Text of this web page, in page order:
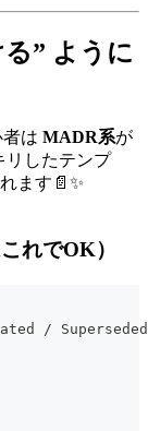
” ように
は MADR系が
リしたテンプ
ます📄✨
れでOK）
/